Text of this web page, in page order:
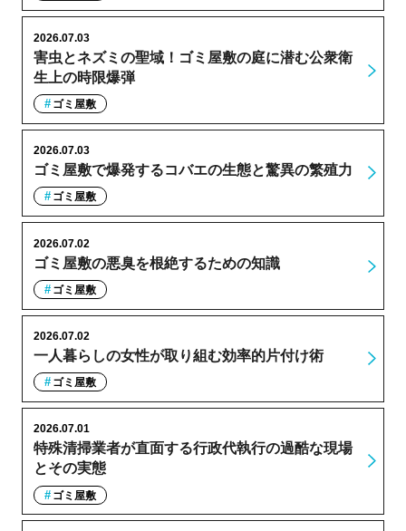
害虫とネズミの聖域！ゴミ屋敷の庭に潜む公衆衛
生上の時限爆弾
2026.07.03
ゴミ屋敷
ゴミ屋敷で爆発するコバエの生態と驚異の繁殖力
2026.07.03
ゴミ屋敷
ゴミ屋敷の悪臭を根絶するための知識
2026.07.02
ゴミ屋敷
一人暮らしの女性が取り組む効率的片付け術
2026.07.02
ゴミ屋敷
特殊清掃業者が直面する行政代執行の過酷な現場
とその実態
2026.07.01
ゴミ屋敷